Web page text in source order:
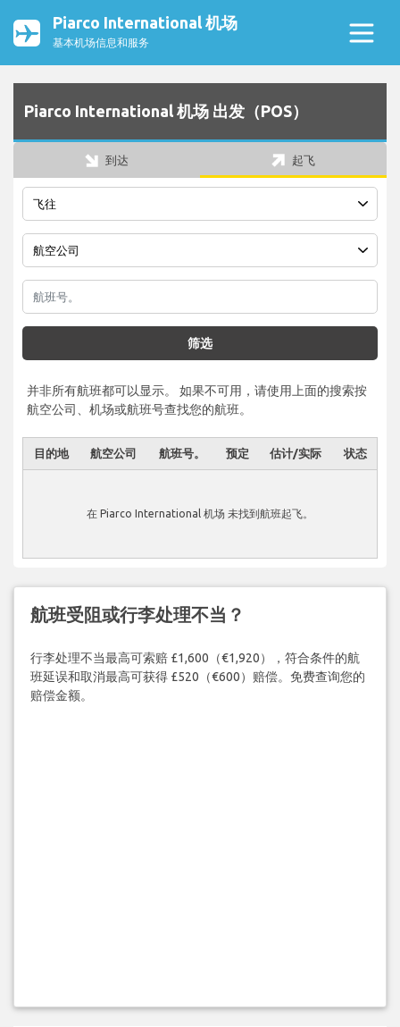
Piarco International 机场
基本机场信息和服务
Piarco International 机场 出发（POS）
到达 起飞
筛选
并非所有航班都可以显示。 如果不可用，请使用上面的搜索按
航空公司、机场或航班号查找您的航班。
目的地 航空公司 航班号。 预定 估计/实际 状态
在 Piarco International 机场 未找到航班起飞。
航班受阻或行李处理不当？
行李处理不当最高可索赔 £1,600（€1,920），符合条件的航
班延误和取消最高可获得 £520（€600）赔偿。免费查询您的
赔偿金额。